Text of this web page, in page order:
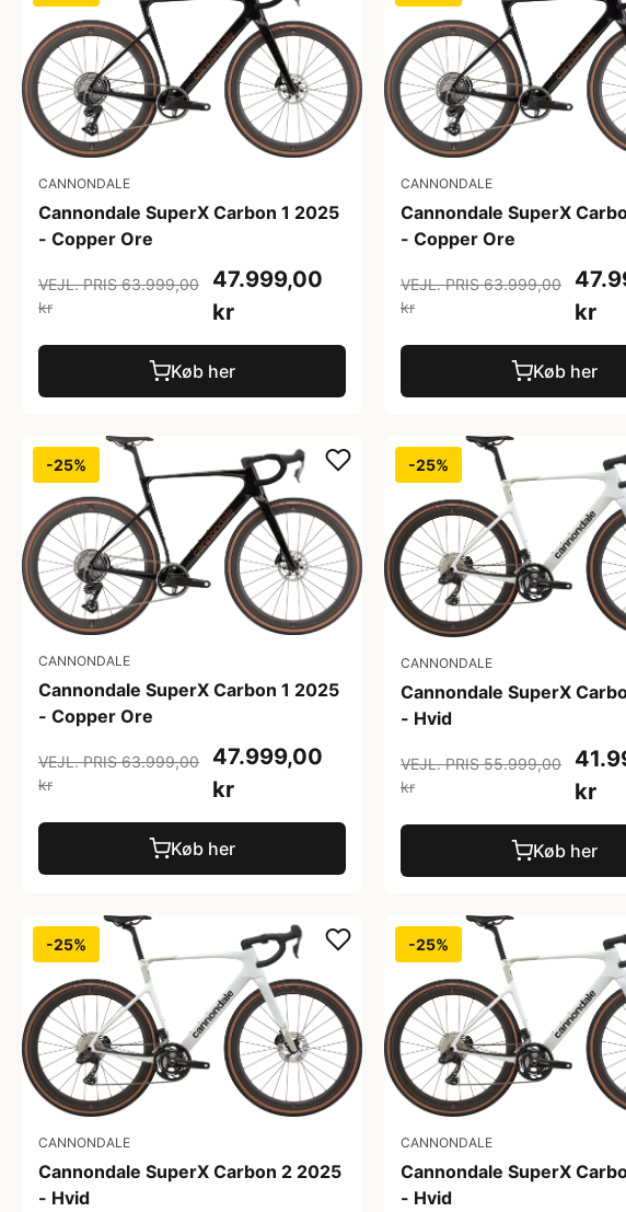
CANNONDALE
Cannondale SuperX Carbon 1 2025
- Copper Ore
VEJL. PRIS 63.999,00
kr
47.999,00
kr
Køb her
CANNONDALE
Cannondale SuperX
- Copper Ore
VEJL. PRIS 63.999,00
kr
kr
Køb her
-25%
CANNONDALE
Cannondale SuperX Carbon 1 2025
- Copper Ore
VEJL. PRIS 63.999,00
kr
47.999,00
kr
Køb her
-25%
CANNONDALE
Cannondale SuperX
- Hvid
VEJL. PRIS 55.999,00
kr
kr
Køb her
-25%
CANNONDALE
Cannondale SuperX Carbon 2 2025
- Hvid
-25%
CANNONDALE
Cannondale SuperX
- Hvid